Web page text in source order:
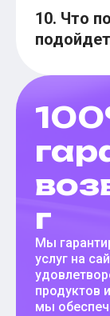
10. Что
г
Мы
услуг на
продуктов
мы